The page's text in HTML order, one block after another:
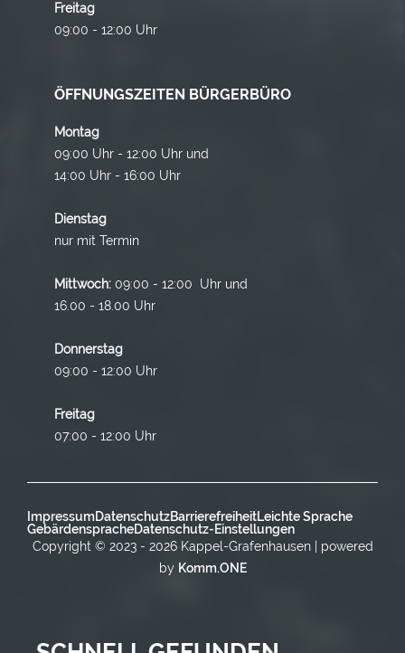
Freitag
09:00 - 12:00 Uhr
ÖFFNUNGSZEITEN BÜRGERBÜRO
Montag
09:00 Uhr - 12:00 Uhr und
14:00 Uhr - 16:00 Uhr
Dienstag
nur mit Termin
Mittwoch: 09:00 - 12:00 Uhr und
16.00 - 18.00 Uhr
Donnerstag
09:00 - 12:00 Uhr
Freitag
07:00 - 12:00 Uhr
ImpressumDatenschutzBarrierefreiheitLeichte Sprache
GebärdenspracheDatenschutz-Einstellungen
Copyright © 2023 - 2026 Kappel-Grafenhausen | powered
by Komm.ONE